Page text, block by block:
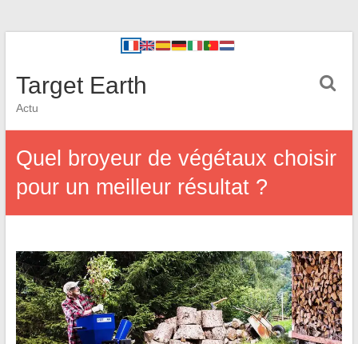
Target Earth
Actu
Quel broyeur de végétaux choisir
pour un meilleur résultat ?